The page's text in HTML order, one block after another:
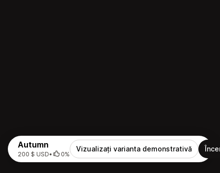
Autumn
200 $ USD• 0%
Vizualizați varianta demonstrativă